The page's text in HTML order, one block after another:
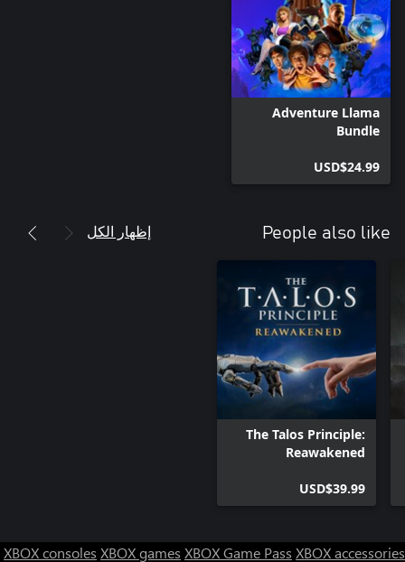
Adventure Llama
Bundle
USD$24.99
People also like إظهار الكل
The Talos Principle:
Reawakened
USD$39.99
XBOX consoles XBOX games XBOX Game Pass XBOX accessories